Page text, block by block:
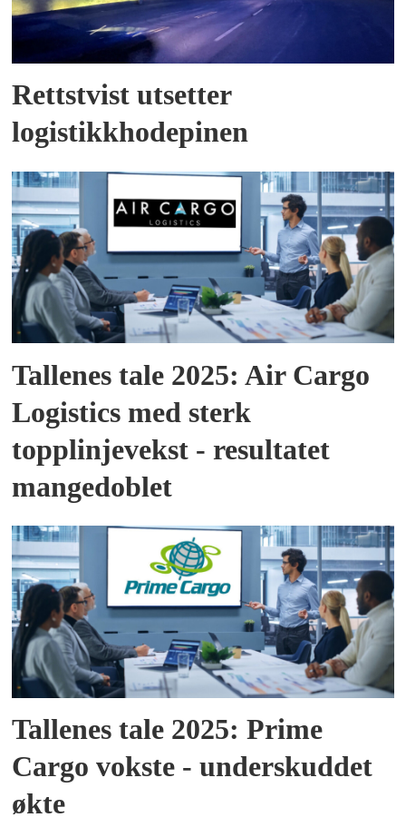
Rettstvist utsetter
logistikkhodepinen
Tallenes tale 2025: Air Cargo
Logistics med sterk
topplinjevekst - resultatet
mangedoblet
Tallenes tale 2025: Prime
Cargo vokste - underskuddet
økte